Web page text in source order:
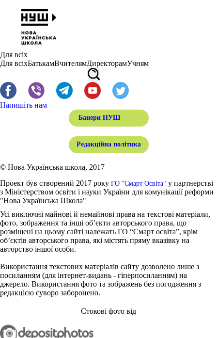
Для всіх
Для всіхБатькамВчителямДиректорамУчням
Напишіть нам
Банери НУШ
Редакційна політика
© Нова Українська школа, 2017
Проект був створений 2017 року ГО "Смарт Освіта" у партнерстві
з Міністерством освіти і науки України для комунікації реформи
"Нова Українська Школа"
Усі виключні майнові й немайнові права на текстові матеріали,
фото, зображення та інші об’єкти авторського права, що
розміщені на цьому сайті належать ГО “Смарт освіта”, крім
об’єктів авторського права, які містять пряму вказівку на
авторство іншої особи.
Використання текстових матеріалів сайту дозволено лише з
посиланням (для інтернет-видань - гіперпосиланням) на
джерело. Використання фото та зображень без погодження з
редакцією суворо заборонено.
Стокові фото від